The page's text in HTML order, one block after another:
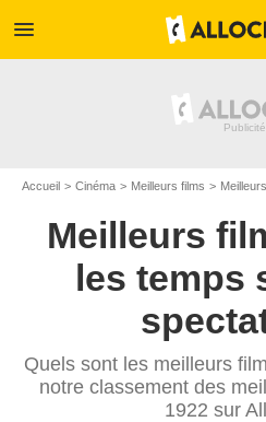
menu
Accueil Cinéma Meilleurs films
Meilleurs
les temps
Quels sont les meilleurs
notre classement des
1922 sur